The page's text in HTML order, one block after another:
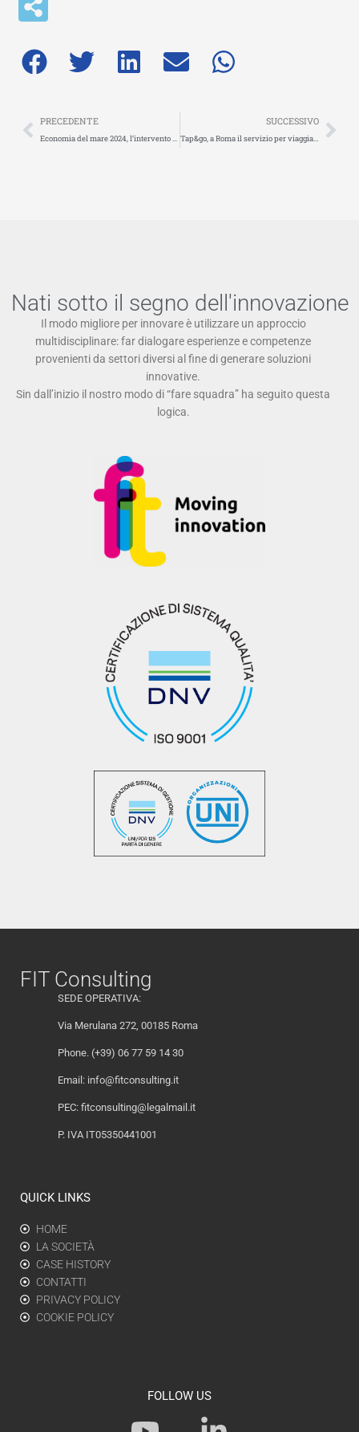
Precedente
PRECEDENTE SUCCESSIVO
Tap&go, a Roma il servizio per viaggiare sui mezzi pubblici introdotto dal progetto europeo UPPER è un successo
Nati sotto il segno dell'innovazione
Il modo migliore per innovare è utilizzare un approccio
multidisciplinare: far dialogare esperienze e competenze
provenienti da settori diversi al fine di generare soluzioni
innovative.
Sin dall’inizio il nostro modo di “fare squadra” ha seguito questa
logica.
FIT Consulting
SEDE OPERATIVA:
Via Merulana 272, 00185 Roma
Phone. (+39) 06 77 59 14 30
Email: info@fitconsulting.it
PEC: fitconsulting@legalmail.it
P. IVA IT05350441001
QUICK LINKS
HOME
LA SOCIETÀ
CASE HISTORY
CONTATTI
PRIVACY POLICY
COOKIE POLICY
FOLLOW US
Y
L